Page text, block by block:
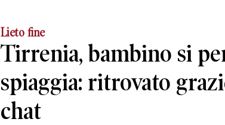
Lieto fine
Tirrenia, bambino si
spiaggia: ritrovato
chat